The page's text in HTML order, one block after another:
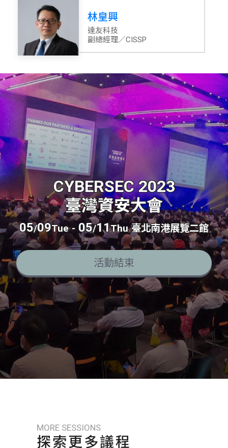
林皇興
達友科技
副總經理／CISSP
CYBERSEC 2023
臺灣資安大會
05/09Tue - 05/11Thu 臺北南港展覽二館
活動結束
MORE SESSIONS
探索更多議程